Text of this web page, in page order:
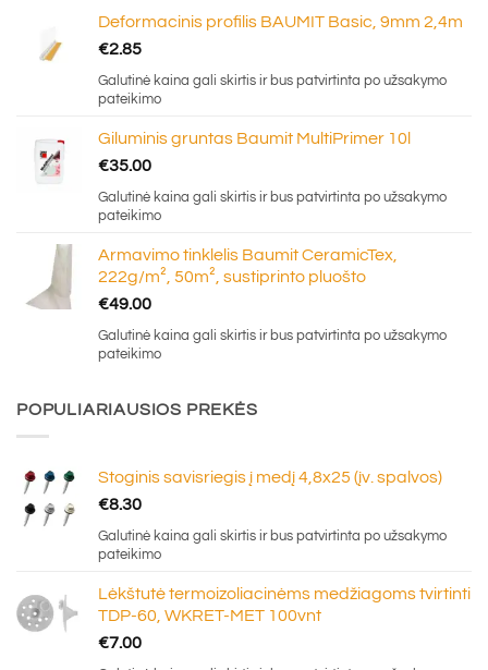
Deformacinis profilis BAUMIT Basic, 9mm 2,4m
€2.85
Galutinė kaina gali skirtis ir bus patvirtinta po užsakymo
pateikimo
Giluminis gruntas Baumit MultiPrimer 10l
€35.00
Galutinė kaina gali skirtis ir bus patvirtinta po užsakymo
pateikimo
Armavimo tinklelis Baumit CeramicTex,
222g/m², 50m², sustiprinto pluošto
€49.00
Galutinė kaina gali skirtis ir bus patvirtinta po užsakymo
pateikimo
POPULIARIAUSIOS PREKĖS
Stoginis savisriegis į medį 4,8x25 (įv. spalvos)
€8.30
Galutinė kaina gali skirtis ir bus patvirtinta po užsakymo
pateikimo
Lėkštutė termoizoliacinėms medžiagoms tvirtinti
TDP-60, WKRET-MET 100vnt
€7.00